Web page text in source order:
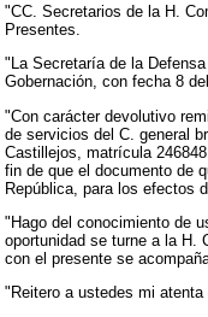
"CC. Secretarios de la H.
Presentes.
"La Secretaría de la
Gobernación, con fecha 8
"Con carácter devolutivo
de servicios del C. general
Castillejos, matrícula
fin de que el documento de
República, para los efectos
"Hago del conocimiento de
oportunidad se turne a la H.
con el presente se
"Reitero a ustedes mi atenta